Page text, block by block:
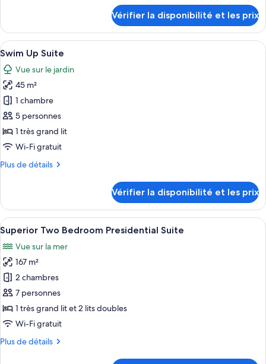
le
type
de
chambre
Superior
Governor
Suite
Vérifier la disponibilité et les prix
Afficher
toutes
les
photos
pour
ce
type
de
chambre :
Swim
Une chambre d’hôtel comprenant
7
Swim Up Suite
Vue sur le jardin
45 m²
1 chambre
5 personnes
1 très grand lit
Wi-Fi gratuit
Plus de détails
Plus
le
type
de
chambre
Swim
Up
Suite
Vérifier la disponibilité et les prix
Afficher
toutes
les
photos
pour
ce
type
de
chambre :
Superior
Une chambre d’hôtel moderne
6
Superior Two Bedroom Presidential Suite
Vue sur la mer
167 m²
2 chambres
7 personnes
1 très grand lit et 2 lits doubles
Wi-Fi gratuit
Plus de détails
Plus